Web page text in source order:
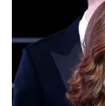
da razočaranja nisu
i da sloboda ne znači
sebi
Nestaje cinizam.
koja ne zavisi od